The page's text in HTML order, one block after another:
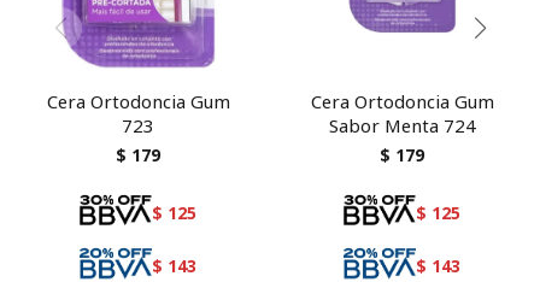
Cera Ortodoncia Gum
723
$ 179
$ 125
$ 143
Cera Ortodoncia Gum
Sabor Menta 724
$ 179
$ 125
$ 143